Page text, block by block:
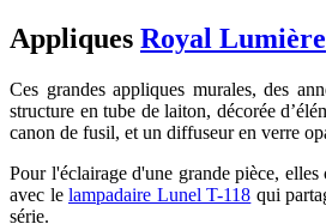
Appliques Royal Lumière
Ces grandes appliques murales, des
structure en tube de laiton, décorée
canon de fusil, et un diffuseur en verre
Pour l'éclairage d'une grande pièce, elles
avec lelampadaire Lunel T-118 qui
série.